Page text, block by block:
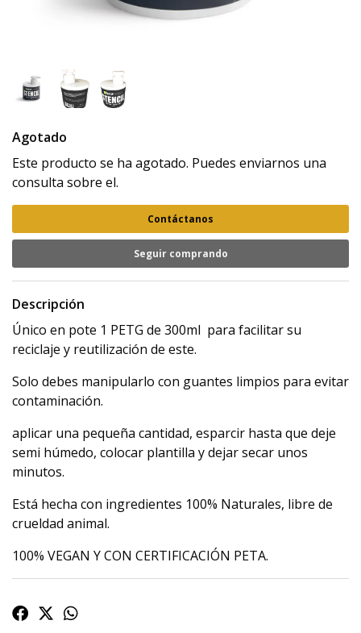
Agotado
Este producto se ha agotado. Puedes enviarnos una
consulta sobre el.
Contáctanos
Seguir comprando
Descripción
Único en pote 1 PETG de 300ml para facilitar su
reciclaje y reutilización de este.
Solo debes manipularlo con guantes limpios para evitar
contaminación.
aplicar una pequeña cantidad, esparcir hasta que deje
semi húmedo, colocar plantilla y dejar secar unos
minutos.
Está hecha con ingredientes 100% Naturales, libre de
crueldad animal.
100% VEGAN Y CON CERTIFICACIÓN PETA.